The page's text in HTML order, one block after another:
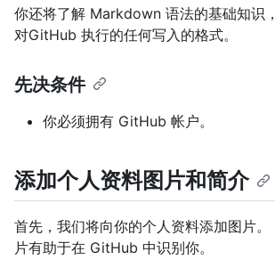
你还将了解 Markdown 语法的基础知识
对GitHub 执行的任何写入的格式。
先决条件
你必须拥有 GitHub 帐户。
添加个人资料图片和简介
首先，我们将向你的个人资料添加图片
片有助于在 GitHub 中识别你。